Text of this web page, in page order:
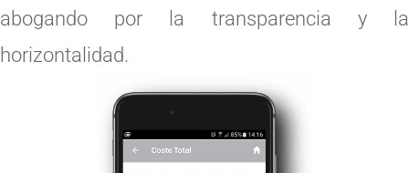
abogando por la transparencia y la
horizontalidad.